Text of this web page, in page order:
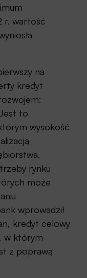
r. wartość
na
kredyt
to
wysokość
rynku
może
wprowadził
kredyt celowy
w którym
z poprawą